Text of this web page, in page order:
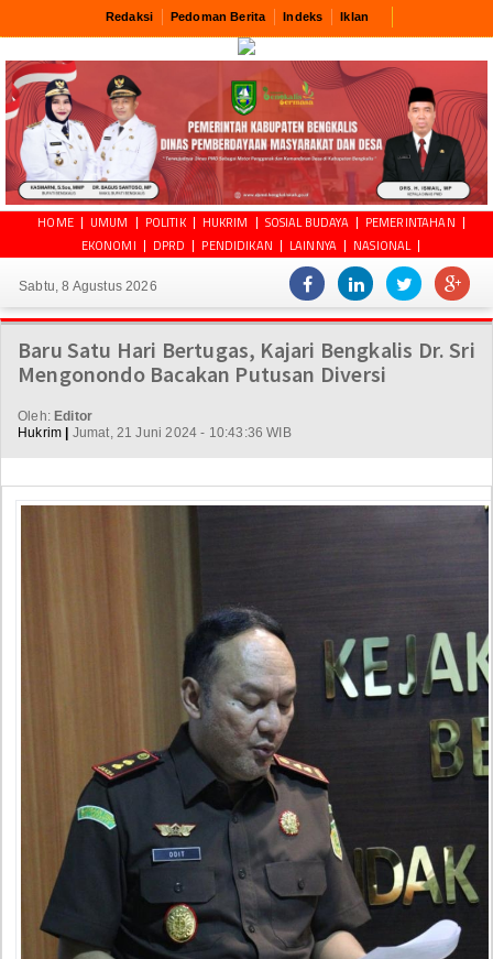
Redaksi Pedoman Berita Indeks Iklan
HOME UMUM POLITIK HUKRIM SOSIAL BUDAYA
PEMERINTAHAN
EKONOMI
DPRD PENDIDIKAN LAINNYA NASIONAL
Sabtu, 8 Agustus 2026
Baru Satu Hari Bertugas, Kajari Bengkalis Dr. Sri
Mengonondo Bacakan Putusan Diversi
Oleh: Editor
Hukrim
Jumat, 21 Juni 2024 - 10:43:36 WIB